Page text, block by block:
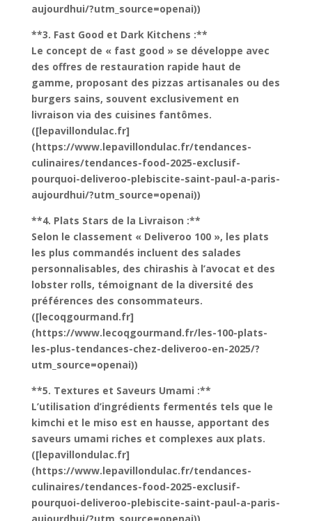
aujourdhui/?utm_source=openai))
**3. Fast Good et Dark Kitchens :**
Le concept de « fast good » se développe avec
des offres de restauration rapide haut de
gamme, proposant des pizzas artisanales ou des
burgers sains, souvent exclusivement en
livraison via des cuisines fantômes.
([lepavillondulac.fr]
(https://www.lepavillondulac.fr/tendances-
culinaires/tendances-food-2025-exclusif-
pourquoi-deliveroo-plebiscite-saint-paul-a-paris-
aujourdhui/?utm_source=openai))
**4. Plats Stars de la Livraison :**
Selon le classement « Deliveroo 100 », les plats
les plus commandés incluent des salades
personnalisables, des chirashis à l’avocat et des
lobster rolls, témoignant de la diversité des
préférences des consommateurs.
([lecoqgourmand.fr]
(https://www.lecoqgourmand.fr/les-100-plats-
les-plus-tendances-chez-deliveroo-en-2025/?
utm_source=openai))
**5. Textures et Saveurs Umami :**
L’utilisation d’ingrédients fermentés tels que le
kimchi et le miso est en hausse, apportant des
saveurs umami riches et complexes aux plats.
([lepavillondulac.fr]
(https://www.lepavillondulac.fr/tendances-
culinaires/tendances-food-2025-exclusif-
pourquoi-deliveroo-plebiscite-saint-paul-a-paris-
aujourdhui/?utm_source=openai))